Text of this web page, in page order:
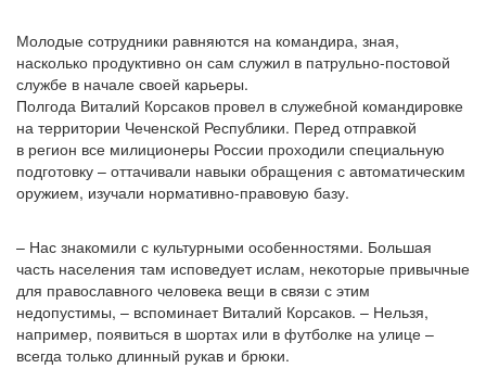
Молодые сотрудники равняются на командира, зная,
насколько продуктивно он сам служил в патрульно-постовой
службе в начале своей карьеры.
Полгода Виталий Корсаков провел в служебной командировке
на территории Чеченской Республики. Перед отправкой
в регион все милиционеры России проходили специальную
подготовку – оттачивали навыки обращения с автоматическим
оружием, изучали нормативно-правовую базу.
– Нас знакомили с культурными особенностями. Большая
часть населения там исповедует ислам, некоторые привычные
для православного человека вещи в связи с этим
недопустимы, – вспоминает Виталий Корсаков. – Нельзя,
например, появиться в шортах или в футболке на улице –
всегда только длинный рукав и брюки.